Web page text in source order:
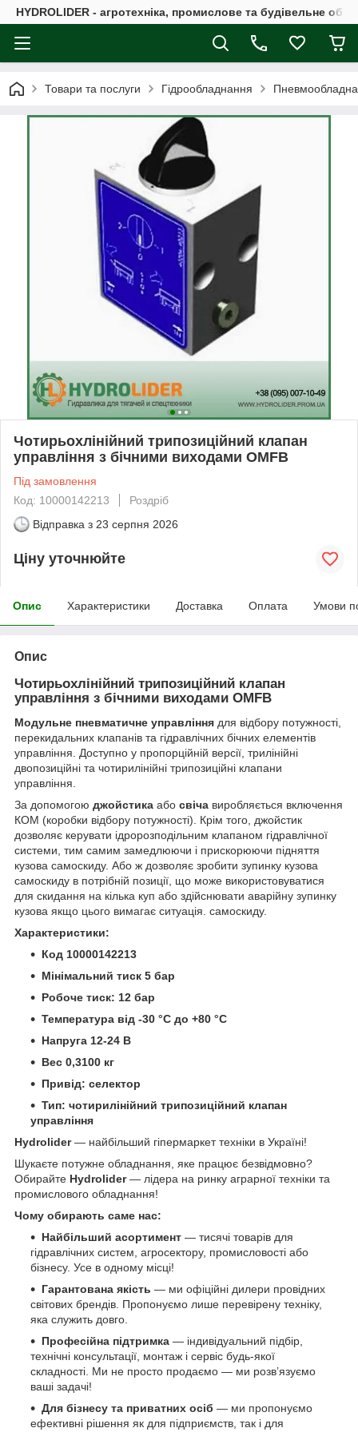
HYDROLIDER - агротехніка, промислове та будівельне
Товари та послуги Гідрообладнання
Чотирьохлінійний трипозиційний клапан
управління з бічними виходами OMFB
Під замовлення
Код: 10000142213
Роздріб
Відправка з 23 серпня 2026
Ціну уточнюйте
Опис Характеристики Доставка Оплата Умови
Опис
Чотирьохлінійний трипозиційний клапан
управління з бічними виходами OMFB
Модульне пневматичне управління для відбору потужності,
перекидальних клапанів та гідравлічних бічних елементів
управління. Доступно у пропорційній версії, трилінійні
двопозиційні та чотирилінійні трипозиційні клапани
управління.
За допомогою джойстика або свіча виробляється включення
КОМ (коробки відбору потужності). Крім того, джойстик
дозволяє керувати ідророзподільним клапаном гідравлічної
системи, тим самим замедлюючи і прискорюючи підняття
кузова самоскиду. Або ж дозволяє зробити зупинку кузова
самоскиду в потрібній позиції, що може використовуватися
для скидання на кілька куп або здійснювати аварійну зупинку
кузова якщо цього вимагає ситуація. самоскиду.
Характеристики:
Код 10000142213
Мінімальний тиск 5 бар
Робоче тиск: 12 бар
Температура від -30 °C до +80 °C
Напруга 12-24 В
Вес 0,3100 кг
Привід: селектор
Тип: чотирилінійний трипозиційний клапан
управління
Hydrolider— найбільший гіпермаркет техніки в Україні!
Шукаєте потужне обладнання, яке працює безвідмовно?
Обирайте Hydrolider— лідера на ринку аграрної техніки та
промислового обладнання!
Чому обирають саме нас:
Найбільший асортимент — тисячі товарів для
гідравлічних систем, агросектору, промисловості або
бізнесу. Усе в одному місці!
Гарантована якість — ми офіційні дилери провідних
світових брендів. Пропонуємо лише перевірену техніку,
яка служить довго.
Професійна підтримка — індивідуальний підбір,
технічні консультації, монтаж і сервіс будь-якої
складності. Ми не просто продаємо — ми розв’язуємо
ваші задачі!
Для бізнесу та приватних осіб — ми пропонуємо
ефективні рішення як для підприємств, так і для